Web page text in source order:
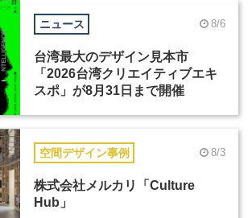
ニュース 8/6
台湾最大のデザイン見本市
「2026台湾クリエイティブエキ
スポ」が8月31日まで開催
空間デザイン事例 8/3
株式会社メルカリ「Culture
Hub」